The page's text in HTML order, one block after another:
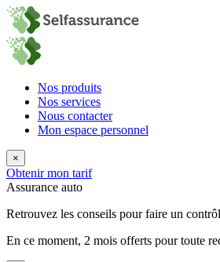
Nos produits
Nos services
Nous contacter
Mon espace personnel
×
Obtenir mon tarif
Assurance auto
Retrouvez les conseils pour faire un
En ce moment, 2 mois offerts pour toute